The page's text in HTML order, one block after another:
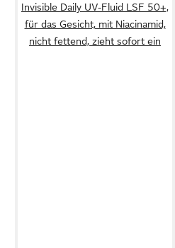
Invisible Daily UV-Fluid LSF 50+,
für das Gesicht, mit Niacinamid,
nicht fettend, zieht sofort ein